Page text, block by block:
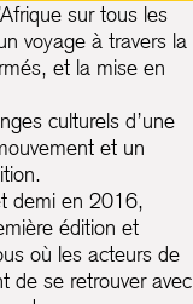
sur tous les
voyage à travers la
et la mise en
culturels d’une
et un
demi en 2016,
édition et
où les acteurs de
de se retrouver avec